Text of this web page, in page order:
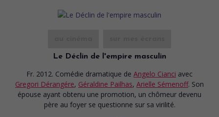
Le Déclin de l'empire masculin
Fr. 2012. Comédie dramatique de Angelo Cianci avec
Gregori Dérangére, Géraldine Pailhas, Arielle Sémenoff. Son
épouse ayant obtenu une promotion, un chômeur devenu
père au foyer se questionne sur sa virilité.